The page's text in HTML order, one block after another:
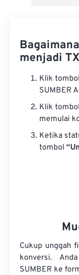
menjadi
Klik tombol
SUMBER
Klik tombol
memulai
Ketika
tombol
Cukup unggah
konversi.
SUMBER ke